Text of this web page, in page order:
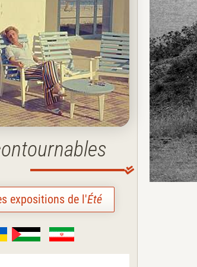
expositions de l'Été